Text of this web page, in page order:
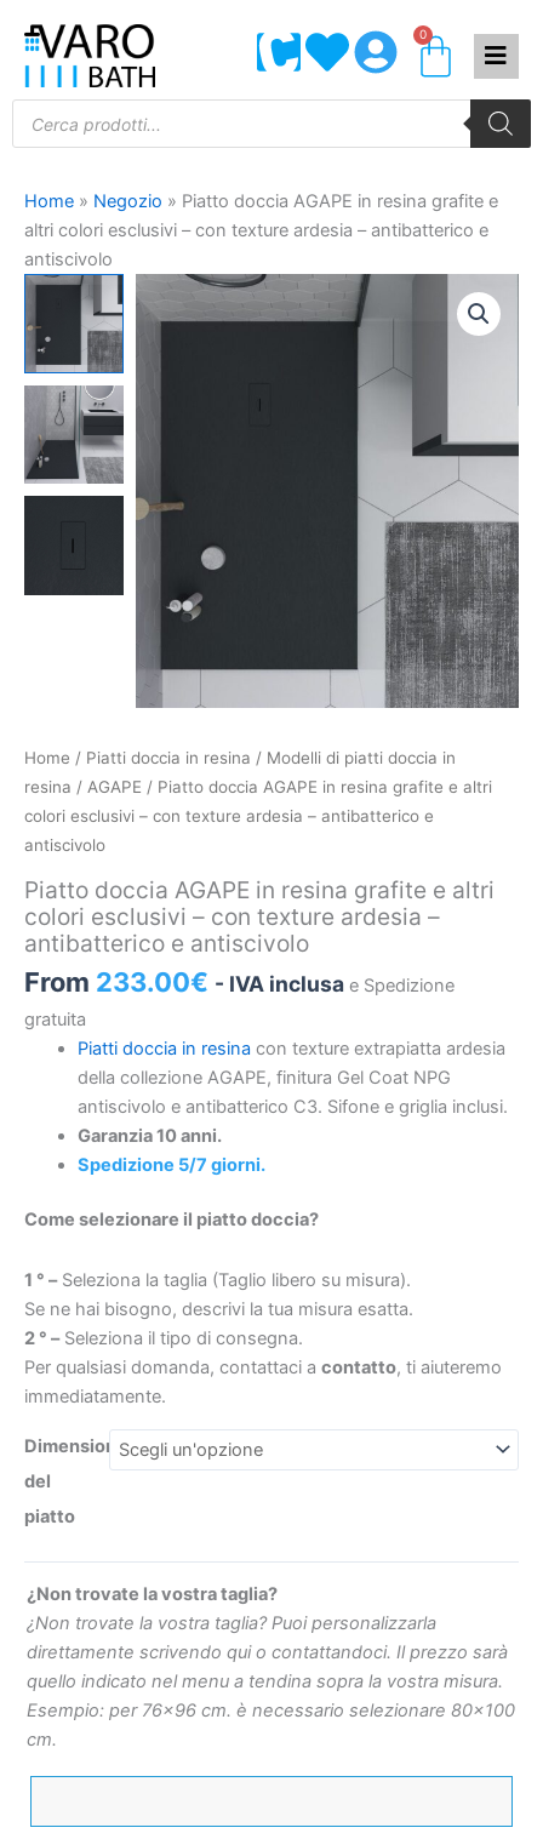
contenuto
0
€306.9
Products
search
Home » Negozio » Piatto doccia AGAPE in resina grafite e
altri colori esclusivi – con texture ardesia – antibatterico e
antiscivolo
Home / Piatti doccia in resina / Modelli di piatti doccia in
resina / AGAPE / Piatto doccia AGAPE in resina grafite e altri
colori esclusivi – con texture ardesia – antibatterico e
antiscivolo
Piatto doccia AGAPE in resina grafite e altri
colori esclusivi – con texture ardesia –
antibatterico e antiscivolo
From 233.00€ - IVA inclusa e Spedizione
gratuita
Piatti doccia in resina con texture extrapiatta ardesia
della collezione AGAPE, finitura Gel Coat NPG
antiscivolo e antibatterico C3. Sifone e griglia inclusi.
Garanzia 10 anni.
Spedizione 5/7 giorni.
Come selezionare il piatto doccia?
1 ° –Seleziona la taglia (Taglio libero su misura).
Se ne hai bisogno, descrivi la tua misura esatta.
2 ° –Seleziona il tipo di consegna.
Per qualsiasi domanda, contattaci a contatto, ti aiuteremo
immediatamente.
Dimensioni
del
piatto
¿Non trovate la vostra taglia?
¿Non trovate la vostra taglia? Puoi personalizzarla
direttamente scrivendo qui o contattandoci. Il prezzo sarà
quello indicato nel menu a tendina sopra la vostra misura.
Esempio: per 76×96 cm. è necessario selezionare 80×100
cm.
Piatto
doccia
AGAPE
in
grafite
e
altri
colori
esclusivi
texture
ardesia
e
quantità